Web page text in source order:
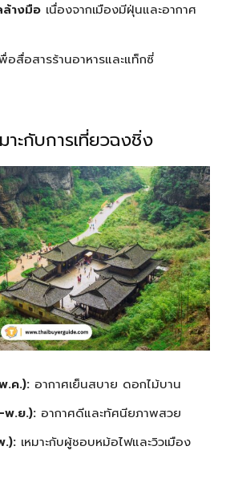
ล้างมือ เนื่องจากเมืองมีฝุ่นและอากาศ
อสื่อสารร้านอาหารและแท็กซี่
าะกับการเที่ยวฉงชิ่ง
.ค.): อากาศเย็นสบาย ดอกไม้บาน
พ.ย.): อากาศดีและทัศนียภาพสวย
.): เหมาะกับผู้ชอบหม้อไฟและวิวเมือง